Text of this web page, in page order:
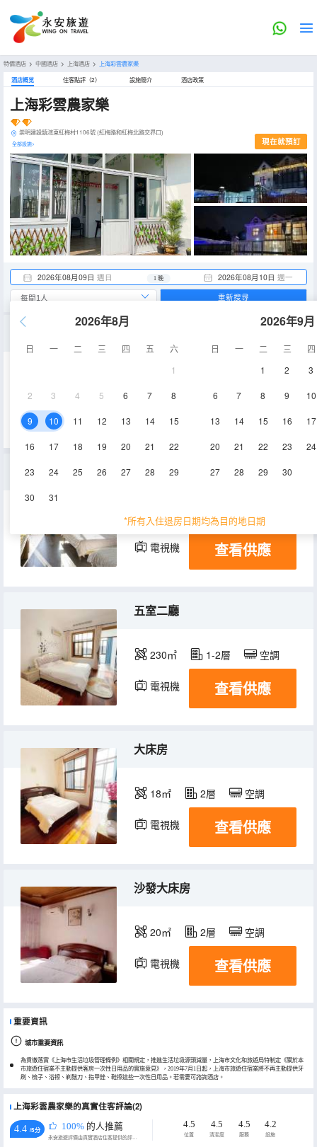
特價酒店 > 中國酒店 > 上海酒店 > 上海彩雲農家樂
酒店概览 住客點評（2） 設施簡介 酒店政策
上海彩雲農家樂
崇明建設鎮滧東紅梅村1106號 (紅梅路和紅梅北路交界口)
全部設施> 現在就預訂
2026年08月09日 週日 2026年08月10日 週一
1 晚
2026年8月
日 一 二 三 四 五
六
1
2 3 4 5 6 7 8
9 10 11 12 13 14 15
16 17 18 19 20 21 22
23 24 25 26 27 28 29
30 31
2026年9月
日 一 二 三
四
1
2 3
6 7 8 9 10
13 14 15 16 17
20 21 22 23 24
27 28 29 30
*所有入住退房日期均為目的地日期
重新搜尋
空調
家庭房
30㎡ 1層 空調
電視機 冰箱
查看供應
五室二廳
230㎡ 1-2層 空調
電視機 冰箱
查看供應
大床房
18㎡ 2層 空調
電視機 冰箱
查看供應
沙發大床房
20㎡ 2層 空調
電視機 冰箱
查看供應
重要資訊
城市重要資訊
為貫徹落實《上海市生活垃圾管理條例》相關規定，推進生活垃圾源頭減量，上海市文化和旅遊局特制定《關於本
市旅遊住宿業不主動提供客房一次性日用品的實施意見》，2019年7月1日起，上海市旅遊住宿業將不再主動提供牙
刷、梳子、浴擦、剃鬚刀、指甲銼、鞋擦這些一次性日用品。若需要可諮詢酒店。
上海彩雲農家樂的真實住客評論(2)
4.4 /5分 100% 的人推薦
永安旅遊評價由真實酒店住客提供的評價。
4.5
位置
4.5
清潔度
4.5
服務
4.2
設施